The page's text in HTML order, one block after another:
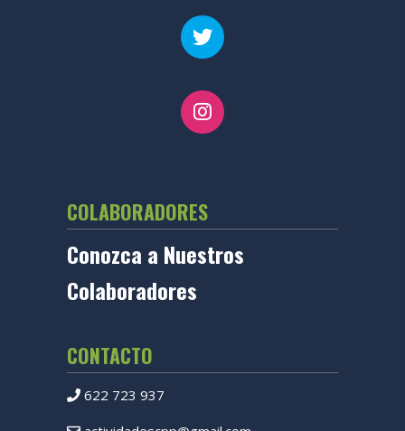
COLABORADORES
Conozca a Nuestros
Colaboradores
CONTACTO
622 723 937